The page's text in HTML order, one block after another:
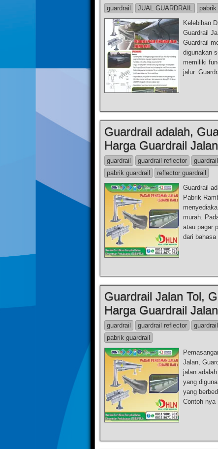
guardrail JUAL GUARDRAIL
pabrik
Kelebihan
Guardrail
Guardrail
digunakan
memiliki
jalur.
Guardrail adalah,
Harga Guardrail Jalan
guardrail guardrail reflector
pabrik guardrail
reflector guardrail
Guardrail
Pabrik
murah.
atau pagar
dari
Guardrail Jalan Tol,
Harga Guardrail Jalan
guardrail guardrail reflector
pabrik guardrail
Jalan,
jalan
yang
yang
Contoh nya